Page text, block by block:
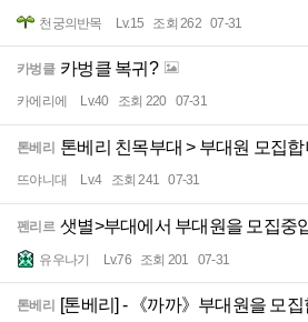
천궁의반목 Lv.15 조회 262 07-31
카벙클 카벙클 복귀?
카에리에 Lv.40 조회 220 07-31
톤베리 톤베리 친목부대 > 부대원 모집
뜨야니대 Lv.4 조회 241 07-31
펜리르 샛별>부대에서 부대원을 모집중
유우나기 Lv.76 조회 201 07-31
톤베리 [톤베리] - 《까까》부대원을 모집